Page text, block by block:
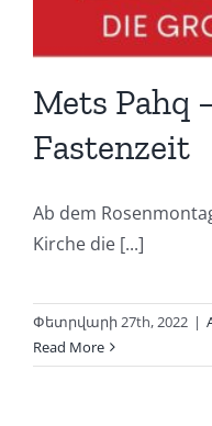
Mets Pahq
Fastenzeit
Ab dem
Kirche die [...]
Փետրվարի 27th, 2022 |
Read More